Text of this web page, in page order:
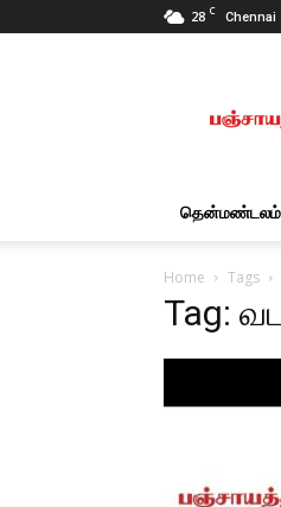
28 C Chennai
தென்மண்டலம்
Home Tags
Tag: